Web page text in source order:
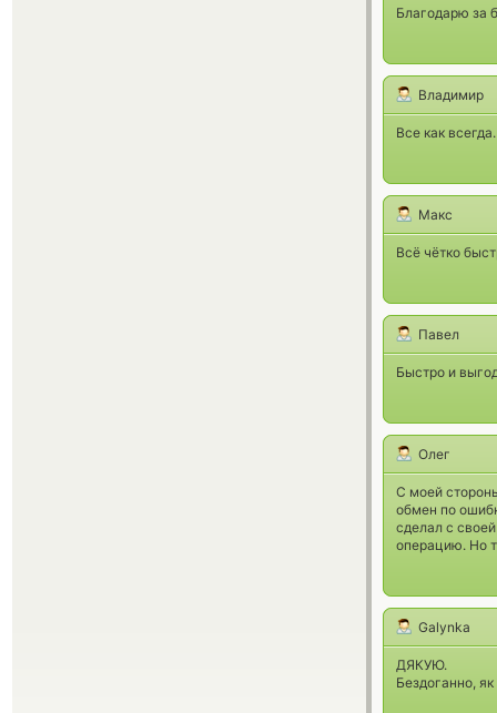
Благодарю за
Владимир
Все как
Макс
Всё чётко
Павел
Быстро и
Олег
С моей
обмен по
сделал с
операцию. Но
Galynka
ДЯКУЮ.
Бездоганно,